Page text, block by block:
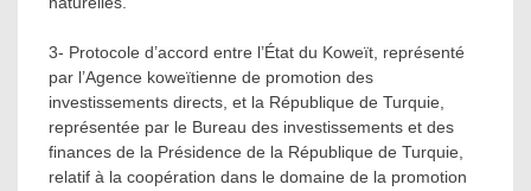
3- Protocole d’accord entre l’État du Koweït, représenté
par l’Agence koweïtienne de promotion des
investissements directs, et la République de Turquie,
représentée par le Bureau des investissements et des
finances de la Présidence de la République de Turquie,
relatif à la coopération dans le domaine de la promotion